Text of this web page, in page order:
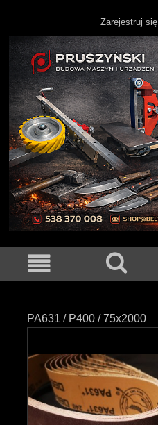
Zarejestruj się
PA631 / P400 / 75x2000